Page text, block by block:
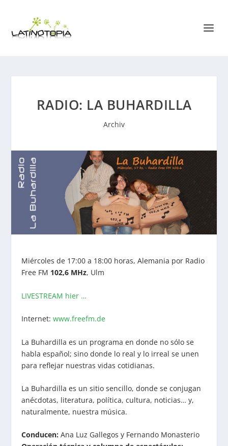
RADIO: LA BUHARDILLA
Archiv
Miércoles de 17:00 a 18:00 horas, Alemania por Radio
Free FM 102,6 MHz, Ulm
LIVESTREAM hier …
Internet: www.freefm.de
La Buhardilla es un programa en donde no sólo se
habla español; sino donde lo real y lo irreal se unen
para reflejar nuestras vidas cotidianas.
La Buhardilla es un sitio sencillo, donde se conjugan
anécdotas, literatura, política, cultura, noticias… y,
naturalmente, nuestra música.
Conducen: Ana Luz Gallegos y Fernando Monasterio